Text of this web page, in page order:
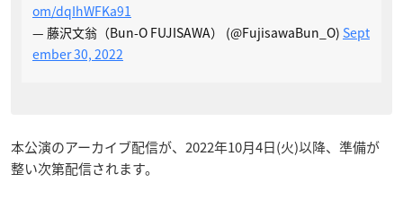
om/dqIhWFKa91
— 藤沢文翁（Bun-O FUJISAWA） (@FujisawaBun_O) Sept
ember 30, 2022
本公演のアーカイブ配信が、2022年10月4日(火)以降、準備が
整い次第配信されます。